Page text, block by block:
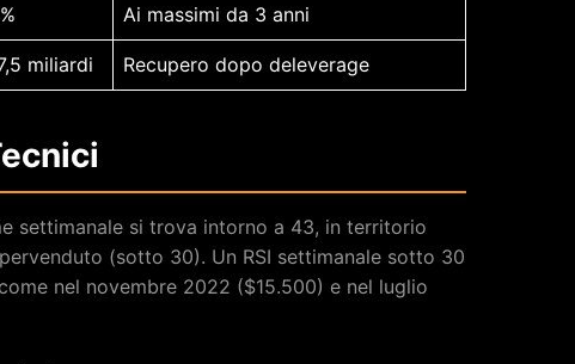
Ai massimi da 3 anni
miliardi Recupero dopo deleverage
settimanale si trova intorno a 43, in territorio
(sotto 30). Un RSI settimanale sotto 30
nel novembre 2022 ($15.500) e nel luglio